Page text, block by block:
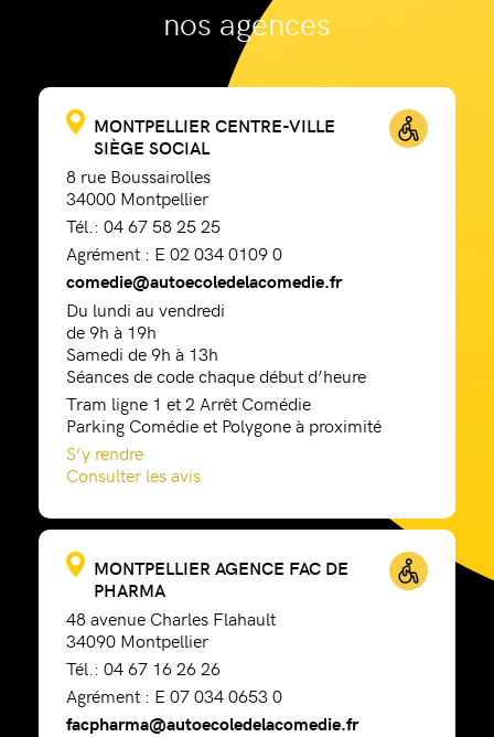
nos agences
MONTPELLIER CENTRE-VILLE
SIÈGE SOCIAL
8 rue Boussairolles
34000 Montpellier
Tél.: 04 67 58 25 25
Agrément : E 02 034 0109 0
comedie@autoecoledelacomedie.fr
Du lundi au vendredi
de 9h à 19h
Samedi de 9h à 13h
Séances de code chaque début d’heure
Tram ligne 1 et 2 Arrêt Comédie
Parking Comédie et Polygone à proximité
S’y rendre
Consulter les avis
MONTPELLIER AGENCE FAC DE
PHARMA
48 avenue Charles Flahault
34090 Montpellier
Tél.: 04 67 16 26 26
Agrément : E 07 034 0653 0
facpharma@autoecoledelacomedie.fr